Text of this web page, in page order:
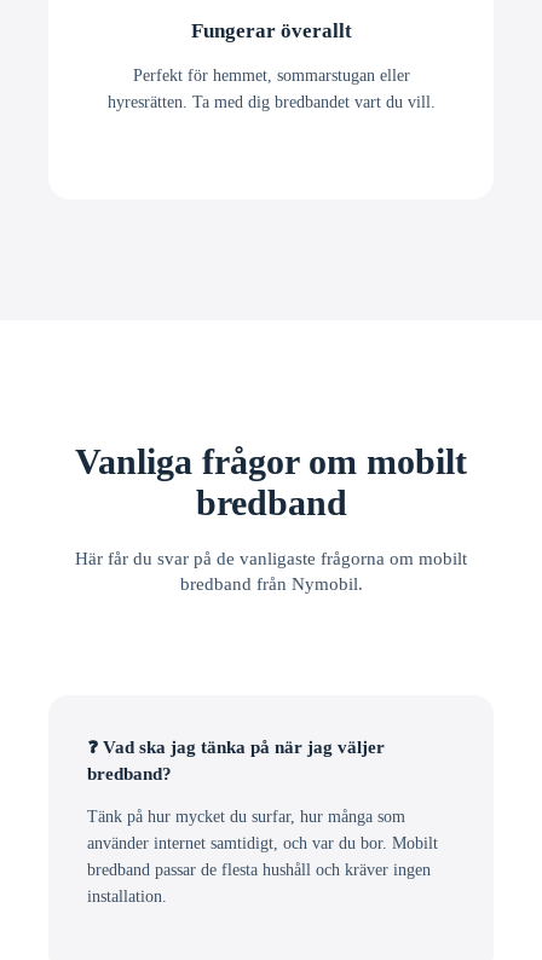
Fungerar överallt
Perfekt för hemmet, sommarstugan eller
hyresrätten. Ta med dig bredbandet vart du vill.
Vanliga frågor om mobilt
bredband
Här får du svar på de vanligaste frågorna om mobilt
bredband från Nymobil.
❓ Vad ska jag tänka på när jag väljer
bredband?
Tänk på hur mycket du surfar, hur många som
använder internet samtidigt, och var du bor. Mobilt
bredband passar de flesta hushåll och kräver ingen
installation.